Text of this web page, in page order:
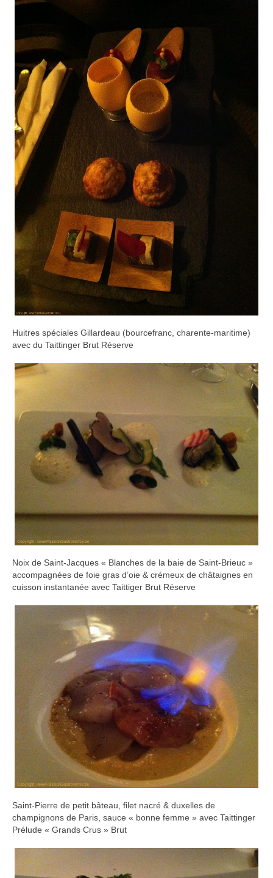
Huitres spéciales Gillardeau (bourcefranc, charente-maritime)
avec du Taittinger Brut Réserve
Noix de Saint-Jacques « Blanches de la baie de Saint-Brieuc »
accompagnées de foie gras d’oie & crémeux de châtaignes en
cuisson instantanée avec Taittiger Brut Réserve
Saint-Pierre de petit bâteau, filet nacré & duxelles de
champignons de Paris, sauce « bonne femme » avec Taittinger
Prélude « Grands Crus » Brut